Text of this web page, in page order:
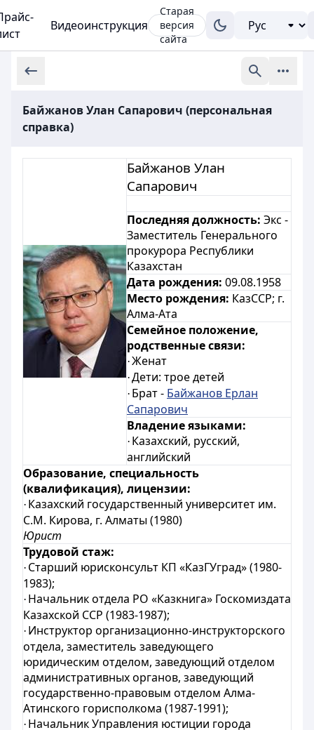
Видеоинструкция
Старая
версия
сайта
Байжанов Улан Сапарович (персональная
справка)
Байжанов Улан
Сапарович
Последняя должность: Экс -
Заместитель Генерального
прокурора Республики
Казахстан
Дата рождения: 09.08.1958
Место рождения: КазССР; г.
Алма-Ата
Семейное положение,
родственные связи:
·Женат
·Дети: трое детей
· Брат - Байжанов Ерлан
Сапарович
Владение языками:
· Казахский, русский,
английский
Образование, специальность
(квалификация), лицензии:
· Казахский государственный университет им.
С.М. Кирова, г. Алматы (1980)
Юрист
Трудовой стаж:
· Старший юрисконсульт КП «КазГУград» (1980-
1983);
· Начальник отдела РО «Казкнига» Госкомиздата
Казахской ССР (1983-1987);
· Инструктор организационно-инструкторского
отдела, заместитель заведующего
юридическим отделом, заведующий отделом
административных органов, заведующий
государственно-правовым отделом Алма-
Атинского горисполкома (1987-1991);
· Начальник Управления юстиции города